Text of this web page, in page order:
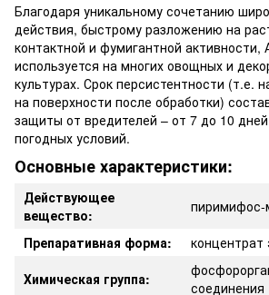
Благодаря уникальному сочетанию
действия, быстрому разложению на
контактной и фумигантной активности,
используется на многих овощных и
культурах. Срок персистентности (т.е.
на поверхности после обработки)
защиты от вредителей – от 7 до 10
погодных условий.
Основные характеристики:
Действующее
вещество:
пиримифос-
Препаративная форма:
концентрат
Химическая группа:
соединения